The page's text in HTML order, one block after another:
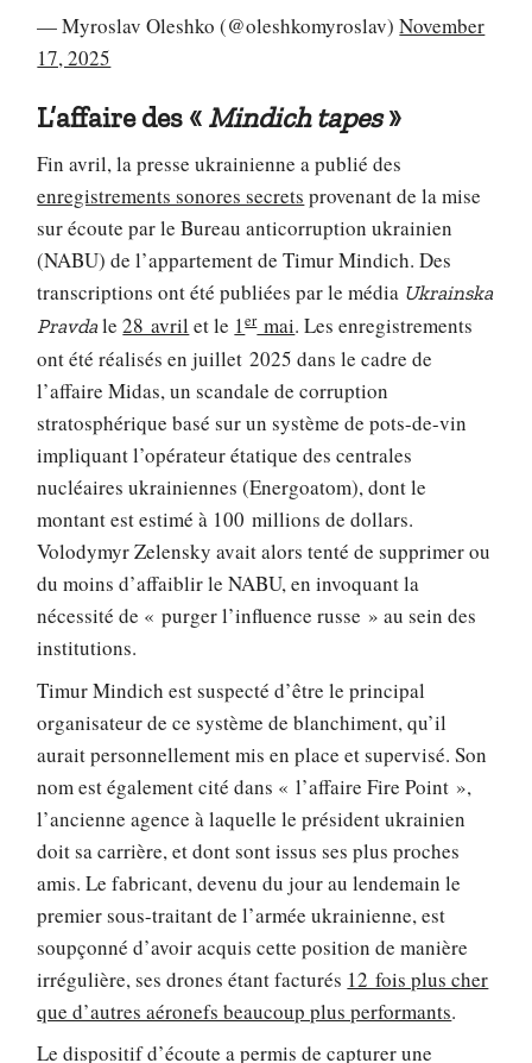
— Myroslav Oleshko (@oleshkomyroslav)November
17, 2025
L’affaire des « Mindich tapes»
Fin avril, la presse ukrainienne a publié des
enregistrements sonores secrets provenant de la mise
sur écoute par le Bureau anticorruption ukrainien
(NABU) de l’appartement de Timur Mindich. Des
transcriptions ont été publiées par le média Ukrainska
Pravda le28 avril et le 1ermai. Les enregistrements
ont été réalisés en juillet 2025 dans le cadre de
l’affaire Midas, un scandale de corruption
stratosphérique basé sur un système de pots-de-vin
impliquant l’opérateur étatique des centrales
nucléaires ukrainiennes (Energoatom), dont le
montant est estimé à 100 millions de dollars.
Volodymyr Zelensky avait alors tenté de supprimer ou
du moins d’affaiblir le NABU, en invoquant la
nécessité de « purger l’influence russe » au sein des
institutions.
Timur Mindich est suspecté d’être le principal
organisateur de ce système de blanchiment, qu’il
aurait personnellement mis en place et supervisé. Son
nom est également cité dans « l’affaire Fire Point »,
l’ancienne agence à laquelle le président ukrainien
doit sa carrière, et dont sont issus ses plus proches
amis. Le fabricant, devenu du jour au lendemain le
premier sous-traitant de l’armée ukrainienne, est
soupçonné d’avoir acquis cette position de manière
irrégulière, ses drones étant facturés 12 fois plus cher
que d’autres aéronefs beaucoup plus performants.
Le dispositif d’écoute a permis de capturer une